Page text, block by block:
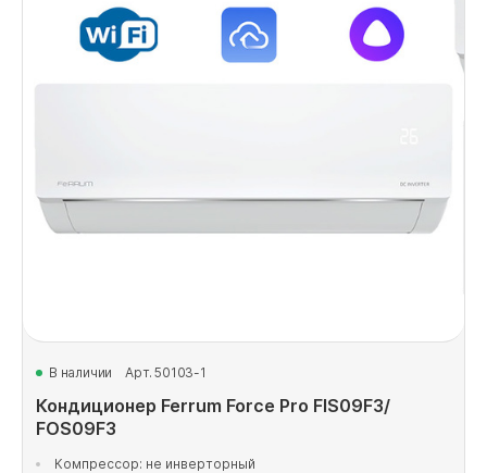
В наличии Арт. 50103-1
Кондиционер Ferrum Force Pro FIS09F3/
FOS09F3
Компрессор: не инверторный